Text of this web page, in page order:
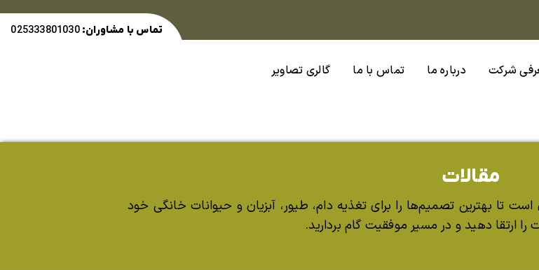
تماس با مشاوران:025333801030
شرکت درباره ما تماس با ما
گالری تصاویر
مقالات
تا بهترین تصمیم‌ها را برای تغذیه دام، طیور، آبزیان و حیوانات خانگی خود
ارتقا دهید و در مسیر موفقیت گام بردارید.